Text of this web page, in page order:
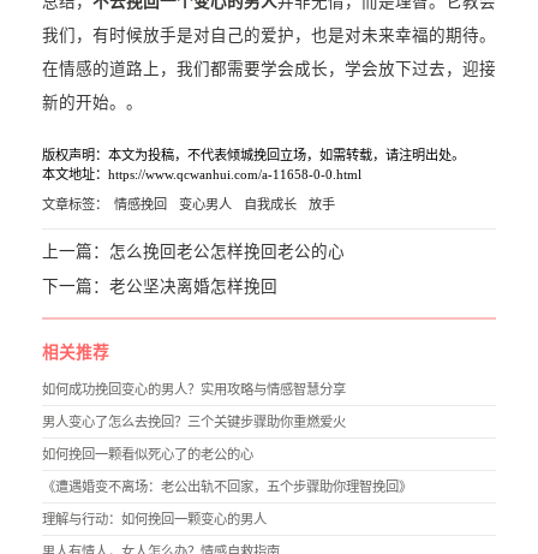
我们，有时候放手是对自己的爱护，也是对未来幸福的期待。
在情感的道路上，我们都需要学会成长，学会放下过去，迎接
新的开始。。
版权声明：本文为投稿，不代表倾城挽回立场，如需转载，请注明出处。
本文地址：https://www.qcwanhui.com/a-11658-0-0.html
文章标签： 情感挽回 变心男人 自我成长 放手
上一篇： 怎么挽回老公怎样挽回老公的心
下一篇： 老公坚决离婚怎样挽回
相关推荐
如何成功挽回变心的男人？实用攻略与情感智慧分享
男人变心了怎么去挽回？三个关键步骤助你重燃爱火
如何挽回一颗看似死心了的老公的心
《遭遇婚变不离场：老公出轨不回家，五个步骤助你理智挽回》
理解与行动：如何挽回一颗变心的男人